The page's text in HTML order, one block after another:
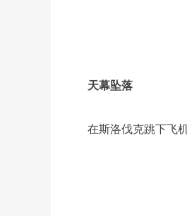
天幕坠落
在斯洛伐克跳下飞